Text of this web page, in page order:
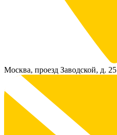
Москва, проезд Заводской, д. 25